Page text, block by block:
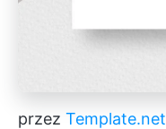
przez Template.net